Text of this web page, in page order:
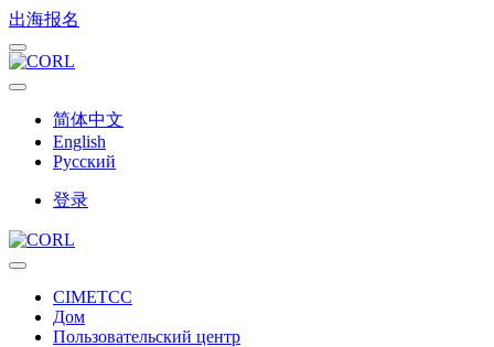
出海报名
简体中文
English
Русский
登录
CIMETCC
Дом
Пользовательский центр